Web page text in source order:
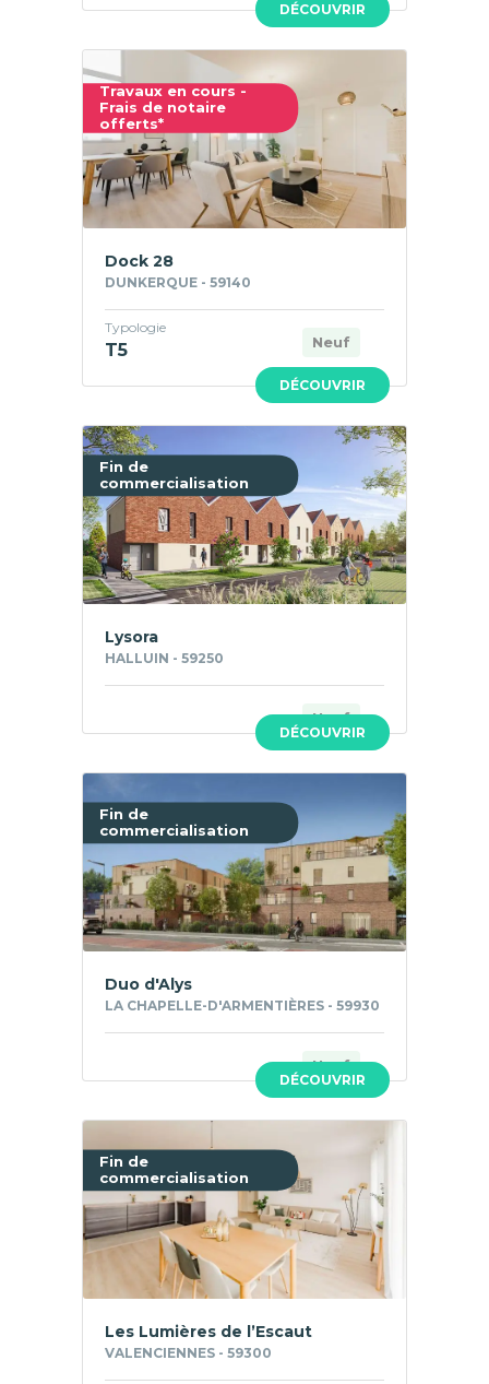
DÉCOUVRIR
Travaux en cours -
Frais de notaire
offerts*
DÉCOUVRIR
Dock 28
DUNKERQUE - 59140
Neuf
Typologie
T5
Fin de
commercialisation
DÉCOUVRIR
Lysora
HALLUIN - 59250
Neuf
Fin de
commercialisation
DÉCOUVRIR
Duo d'Alys
LA CHAPELLE-D'ARMENTIÈRES - 59930
Neuf
Fin de
commercialisation
Les Lumières de l’Escaut
VALENCIENNES - 59300